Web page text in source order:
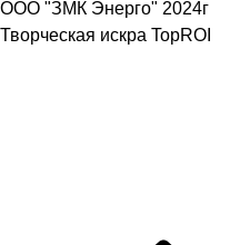
ООО "ЗМК Энерго" 2024г
Творческая искра TopROI